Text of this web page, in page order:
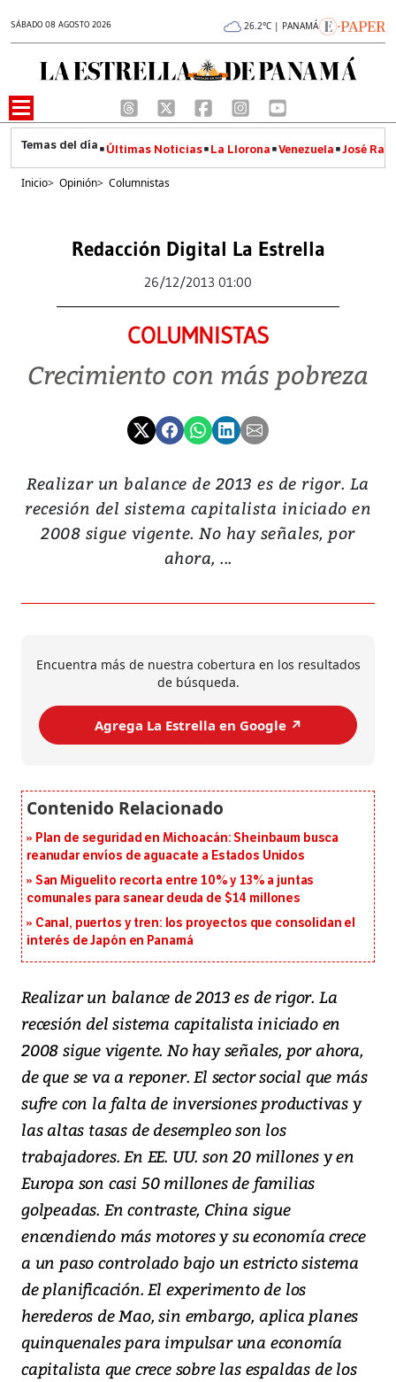
SÁBADO 08 AGOSTO 2026 26.2°C | PANAMÁ
Últimas Noticias La Llorona Venezuela José
Inicio> Opinión> Columnistas
Redacción Digital La Estrella
26/12/2013 01:00
COLUMNISTAS
Crecimiento con más pobreza
Realizar un balance de 2013 es de rigor. La
recesión del sistema capitalista iniciado en
2008 sigue vigente. No hay señales, por
ahora, ...
Encuentra más de nuestra cobertura en los resultados
de búsqueda.
Agrega La Estrella en Google ↗️
Plan de seguridad en Michoacán: Sheinbaum busca
reanudar envíos de aguacate a Estados Unidos
San Miguelito recorta entre 10% y 13% a juntas
comunales para sanear deuda de $14 millones
Canal, puertos y tren: los proyectos que consolidan el
interés de Japón en Panamá
Realizar un balance de 2013 es de rigor. La
recesión del sistema capitalista iniciado en
2008 sigue vigente. No hay señales, por ahora,
de que se va a reponer. El sector social que más
sufre con la falta de inversiones productivas y
las altas tasas de desempleo son los
trabajadores. En EE. UU. son 20 millones y en
Europa son casi 50 millones de familias
golpeadas. En contraste, China sigue
encendiendo más motores y su economía crece
a un paso controlado bajo un estricto sistema
de planificación. El experimento de los
herederos de Mao, sin embargo, aplica planes
quinquenales para impulsar una economía
capitalista que crece sobre las espaldas de los